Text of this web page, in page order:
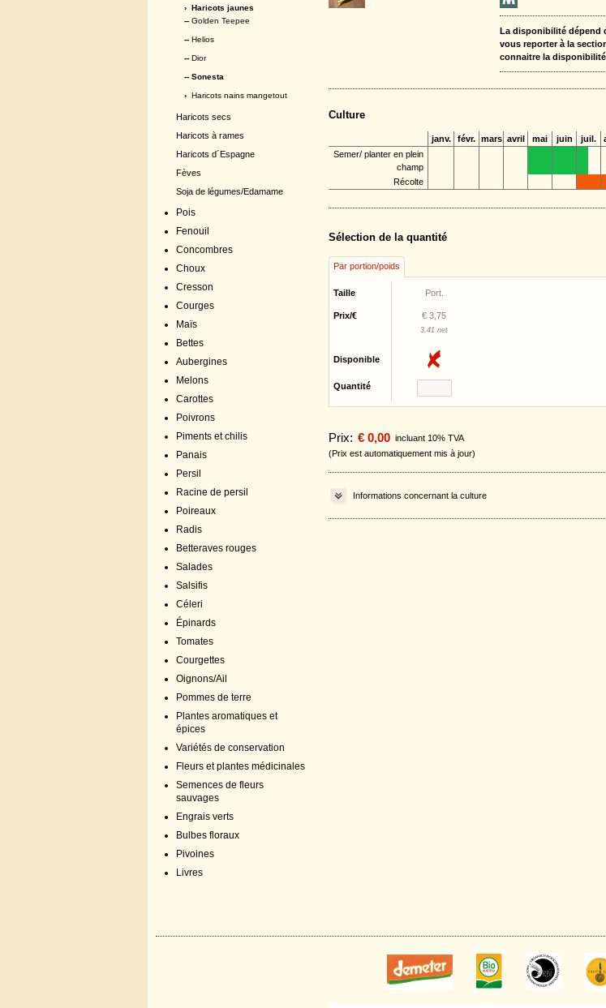
› Haricots jaunes
-- Golden Teepee
-- Helios
-- Dior
-- Sonesta
› Haricots nains mangetout
Haricots secs
Haricots à rames
Haricots d´Espagne
Fèves
Soja de légumes/Edamame
Pois
Fenouil
Concombres
Choux
Cresson
Courges
Maïs
Bettes
Aubergines
Melons
Carottes
Poivrons
Piments et chilis
Panais
Persil
Racine de persil
Poireaux
Radis
Betteraves rouges
Salades
Salsifis
Céleri
Épinards
Tomates
Courgettes
Oignons/Ail
Pommes de terre
Plantes aromatiques et
épices
Variétés de conservation
Fleurs et plantes médicinales
Semences de fleurs
sauvages
Engrais verts
Bulbes floraux
Pivoines
Livres
La disponibilité dépend
vous reporter à la
connaitre la
Culture
janv. févr. mars avril mai juin juil.
Semer/ planter en plein
champ
Récolte
Sélection de la quantité
Par portion/poids
Taille Port.
Prix/€ € 3,75
3,41 net
Disponible
Quantité
Prix: € 0,00 incluant 10% TVA
(Prix est automatiquement mis à jour)
Informations concernant la culture